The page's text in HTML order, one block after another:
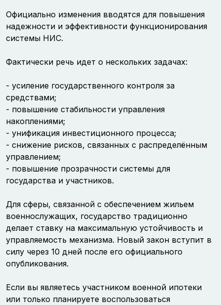
Официально изменения вводятся для повышения
надежности и эффективности функционирования
системы НИС.
Фактически речь идет о нескольких задачах:
- усиление государственного контроля за
средствами;
- повышение стабильности управления
накоплениями;
- унификация инвестиционного процесса;
- снижение рисков, связанных с распределённым
управлением;
- повышение прозрачности системы для
государства и участников.
Для сферы, связанной с обеспечением жильем
военнослужащих, государство традиционно
делает ставку на максимальную устойчивость и
управляемость механизма. Новый закон вступит в
силу через 10 дней после его официального
опубликования.
Если вы являетесь участником военной ипотеки
или только планируете воспользоваться